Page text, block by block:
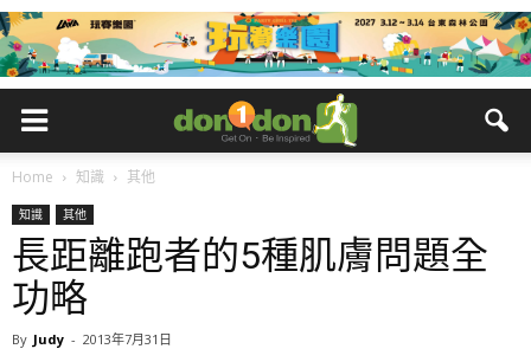
Home 知識 其他
知識 其他
長距離跑者的5種肌膚問題全
功略
By Judy - 2013年7月31日